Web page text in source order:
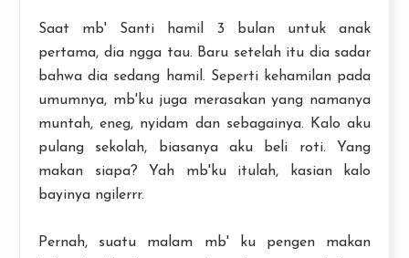
Saat mb' Santi hamil 3 bulan untuk anak
pertama, dia ngga tau. Baru setelah itu dia sadar
bahwa dia sedang hamil. Seperti kehamilan pada
umumnya, mb'ku juga merasakan yang namanya
muntah, eneg, nyidam dan sebagainya. Kalo aku
pulang sekolah, biasanya aku beli roti. Yang
makan siapa? Yah mb'ku itulah, kasian kalo
bayinya ngilerrr.
Pernah, suatu malam mb' ku pengen makan